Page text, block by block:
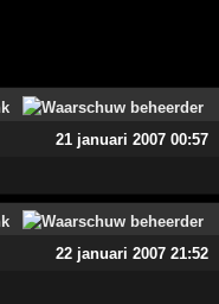
21 januari 2007 00:57
22 januari 2007 21:52